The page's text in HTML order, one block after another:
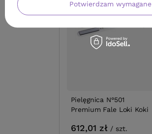
Pielęgnica N°501
Premium Fale Loki Koki
612,01 zł / szt.
Potwierdzam wymagane